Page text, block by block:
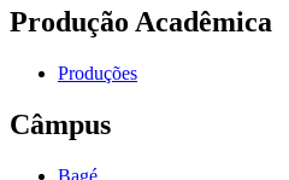
Produção Acadêmica
Produções
Câmpus
Bagé